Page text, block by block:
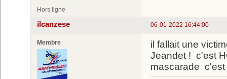
Hors ligne
06-01-2022 16:44:00
ilcanzese
Membre
il fallait une
Jeandet ! c'est
mascarade